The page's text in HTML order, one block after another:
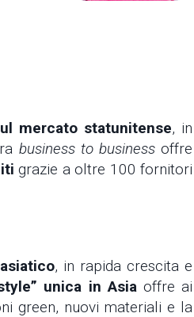
mercato statunitense, in
business to businessoffre
grazie a oltre 100 fornitori
, in rapida crescita e
unica in Asiaoffre ai
green, nuovi materiali e la